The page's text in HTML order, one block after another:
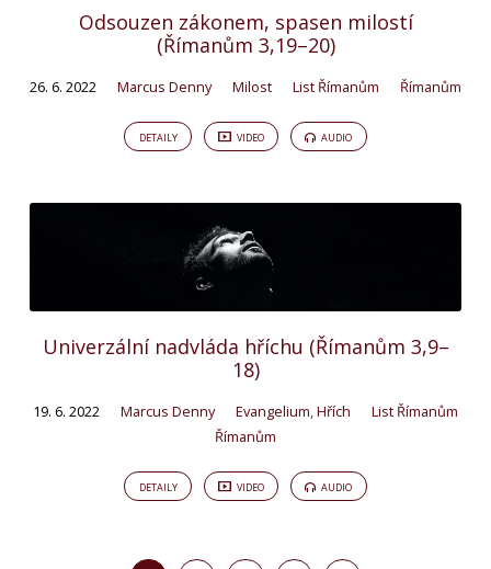
Odsouzen zákonem, spasen milostí
(Římanům 3,19–20)
26. 6. 2022 Marcus Denny Milost List Římanům Římanům
DETAILY VIDEO AUDIO
Univerzální nadvláda hříchu (Římanům 3,9–
18)
19. 6. 2022 Marcus Denny Evangelium,Hřích
List Římanům
Římanům
DETAILY VIDEO AUDIO